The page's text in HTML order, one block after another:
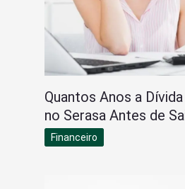
Quantos Anos a
no Serasa Antes de
Financeiro